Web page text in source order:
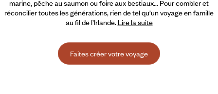
marine,pêche au saumon ou foire aux bestiaux... Pour combler et
réconcilier toutes les générations, rien de tel qu’un voyage en famille
au fil de l’Irlande. Lire la suite
Faites créer votre voyage